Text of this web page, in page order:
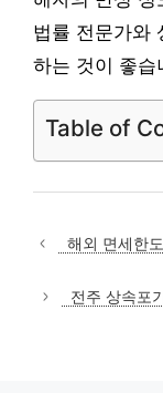
법률 전문가와
하는 것이 좋습
Table of
해외 면세한
전주 상속포